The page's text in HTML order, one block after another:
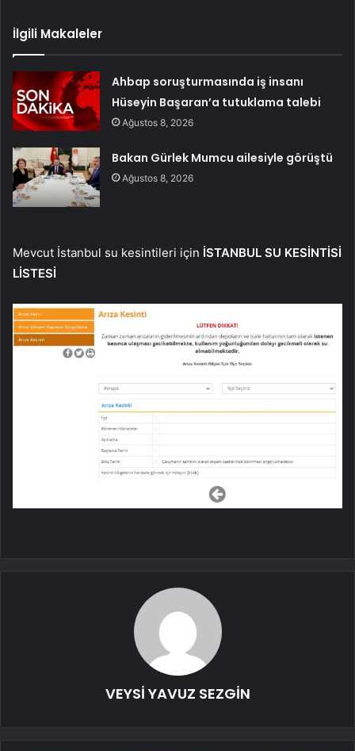
İlgili Makaleler
Ahbap soruşturmasında iş insanı
Hüseyin Başaran’a tutuklama talebi
Ağustos 8, 2026
Bakan Gürlek Mumcu ailesiyle görüştü
Ağustos 8, 2026
Mevcut İstanbul su kesintileri için İSTANBUL SU KESİNTİSİ
LİSTESİ
VEYSİ YAVUZ SEZGİN